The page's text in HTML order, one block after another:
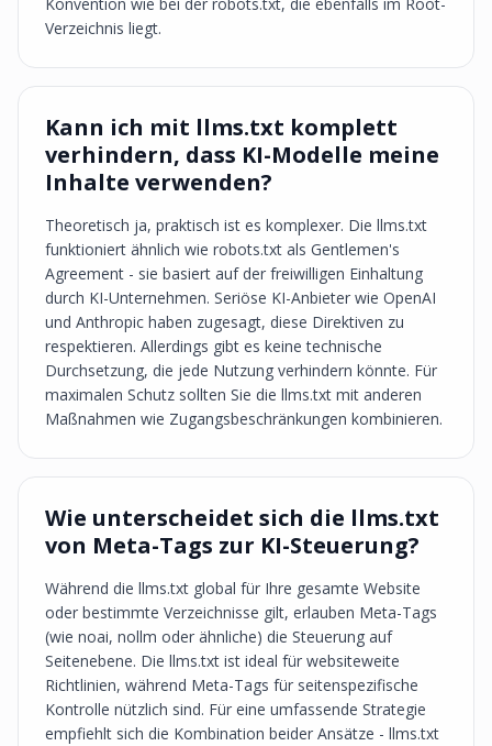
Verzeichnis liegt.
Kann ich mit llms.txt komplett
verhindern, dass KI-Modelle meine
Inhalte verwenden?
Theoretisch ja, praktisch ist es komplexer. Die llms.txt
funktioniert ähnlich wie robots.txt als Gentlemen's
Agreement - sie basiert auf der freiwilligen Einhaltung
durch KI-Unternehmen. Seriöse KI-Anbieter wie OpenAI
und Anthropic haben zugesagt, diese Direktiven zu
respektieren. Allerdings gibt es keine technische
Durchsetzung, die jede Nutzung verhindern könnte. Für
maximalen Schutz sollten Sie die llms.txt mit anderen
Maßnahmen wie Zugangsbeschränkungen kombinieren.
Wie unterscheidet sich die llms.txt
von Meta-Tags zur KI-Steuerung?
Während die llms.txt global für Ihre gesamte Website
oder bestimmte Verzeichnisse gilt, erlauben Meta-Tags
(wie noai, nollm oder ähnliche) die Steuerung auf
Seitenebene. Die llms.txt ist ideal für websiteweite
Richtlinien, während Meta-Tags für seitenspezifische
Kontrolle nützlich sind. Für eine umfassende Strategie
empfiehlt sich die Kombination beider Ansätze - llms.txt